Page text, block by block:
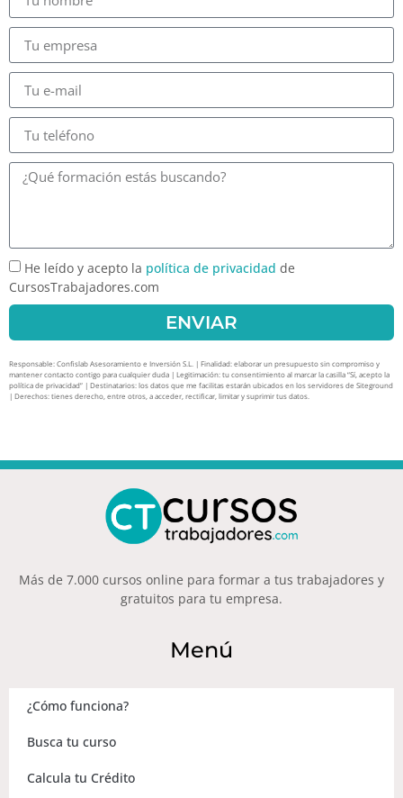
He leído y acepto la política de privacidad de
CursosTrabajadores.com
ENVIAR
Responsable: Confislab Asesoramiento e Inversión S.L. | Finalidad: elaborar un presupuesto sin compromiso y
mantener contacto contigo para cualquier duda | Legitimación: tu consentimiento al marcar la casilla “Sí, acepto la
política de privacidad” | Destinatarios: los datos que me facilitas estarán ubicados en los servidores de Siteground
| Derechos: tienes derecho, entre otros, a acceder, rectificar, limitar y suprimir tus datos.
Más de 7.000 cursos online para formar a tus trabajadores y
gratuitos para tu empresa.
Menú
¿Cómo funciona?
Busca tu curso
Calcula tu Crédito